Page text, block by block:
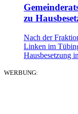
zu
Nach der
Linken im
Hausbesetzung
WERBUNG: